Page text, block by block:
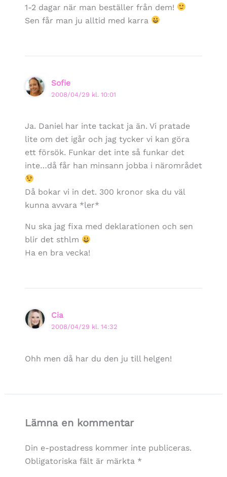
1-2 dagar när man beställer från dem!
Sen får man ju alltid med karra
Sofie
2008/04/29 kl. 10:01
Ja. Daniel har inte tackat ja än. Vi pratade
lite om det igår och jag tycker vi kan göra
ett försök. Funkar det inte så funkar det
inte…då får han minsann jobba i närområdet
Då bokar vi in det. 300 kronor ska du väl
kunna avvara *ler*
Nu ska jag fixa med deklarationen och sen
blir det sthlm
Ha en bra vecka!
Cia
2008/04/29 kl. 14:32
Ohh men då har du den ju till helgen!
Lämna en kommentar
Din e-postadress kommer inte publiceras.
Obligatoriska fält är märkta *